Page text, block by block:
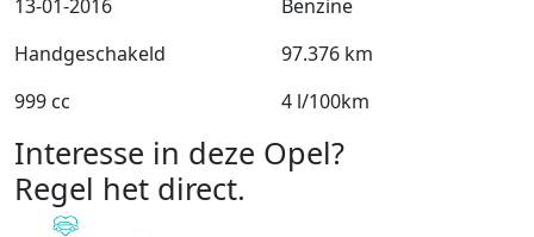
13-01-2016
Benzine
Handgeschakeld
97.376 km
999 cc
4 l/100km
Interesse in deze Opel?
Regel het direct.